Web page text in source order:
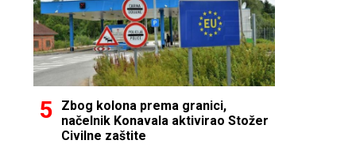
Zbog kolona prema granici,
načelnik Konavala aktivirao Stožer
Civilne zaštite